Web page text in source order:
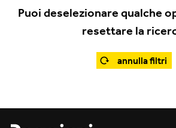
Sistema Trybeca
Yori Surface Base
Puoi deselezionare qualche
resettare la
annulla filtri